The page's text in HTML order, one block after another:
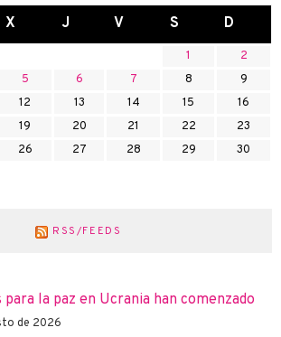
X J V S D
1
2
5 6 7 8
9
12 13 14 15
16
19 20 21 22
23
26 27 28 29
30
RSS/FEEDS
para la paz en Ucrania han comenzado
de 2026